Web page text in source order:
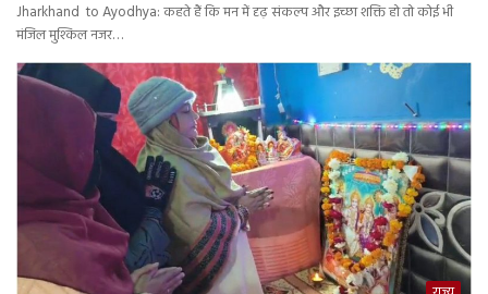
Jharkhand to Ayodhya: कहते हैं कि मन में दृढ़ संकल्प और इच्छा शक्ति हो तो कोई भी
मंजिल मुश्किल नजर…